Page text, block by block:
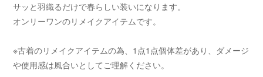
サッと羽織るだけで春らしい装いになります。
オンリーワンのリメイクアイテムです。
※古着のリメイクアイテムの為、1点1点個体差があり、ダメージ
や使用感は風合いとしてご理解ください。